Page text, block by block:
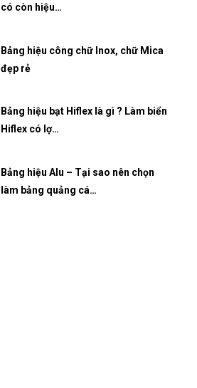
có còn hiệu…
Bảng hiệu công chữ Inox, chữ Mica
đẹp rẻ
Bảng hiệu bạt Hiflex là gì ? Làm biển
Hiflex có lợ…
Bảng hiệu Alu – Tại sao nên chọn
làm bảng quảng cá…